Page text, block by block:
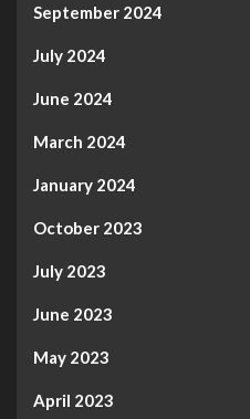
September 2024
July 2024
June 2024
March 2024
January 2024
October 2023
July 2023
June 2023
May 2023
April 2023